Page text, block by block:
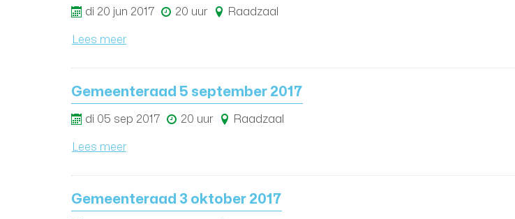
di 20 jun 2017 20 uur Raadzaal
Lees meer
Gemeenteraad 5 september 2017
di 05 sep 2017 20 uur Raadzaal
Lees meer
Gemeenteraad 3 oktober 2017